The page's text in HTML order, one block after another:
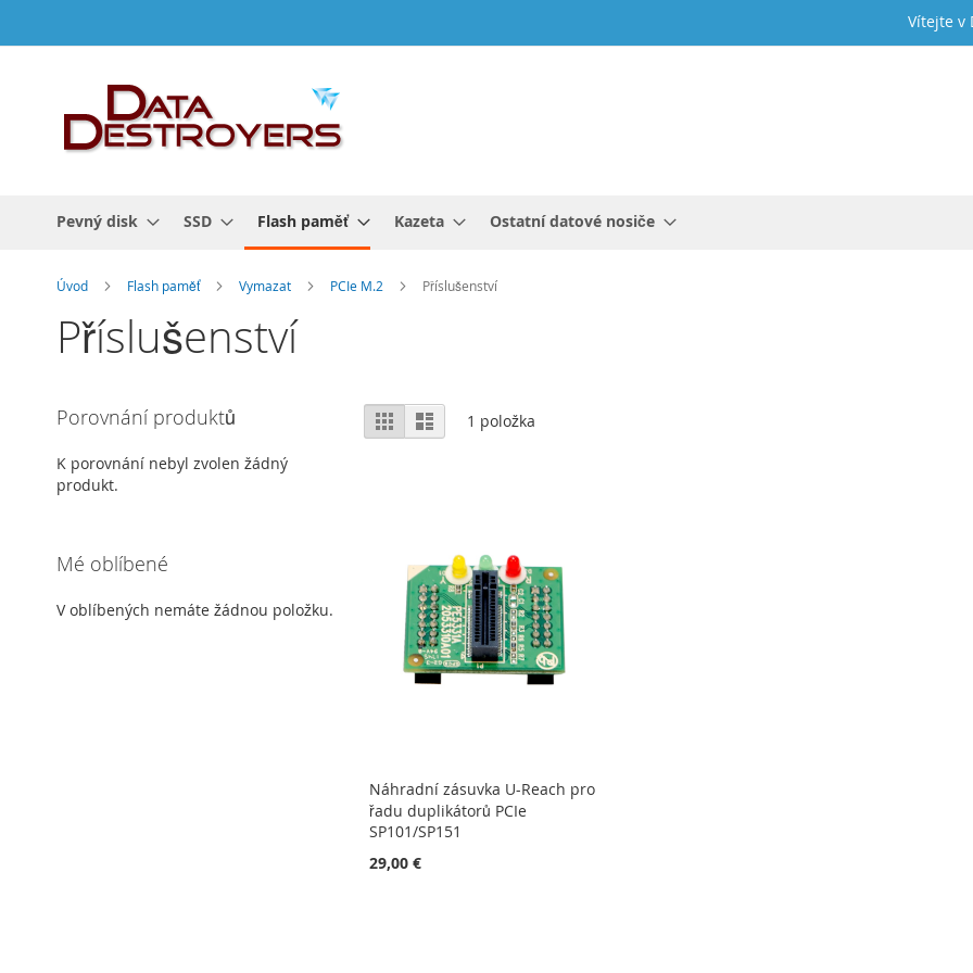
na
Vítejte v
Pevný disk SSD Flash paměť Kazeta Ostatní datové nosiče
Úvod Flash paměť Vymazat PCIe M.2 Příslušenství
Příslušenství
Zobrazení
MřížkaSeznam
1 položka
Náhradní zásuvka U-Reach pro
řadu duplikátorů PCIe
SP101/SP151
29,00 €
Porovnání produktů
K porovnání nebyl zvolen žádný
produkt.
Mé oblíbené
V oblíbených nemáte žádnou položku.